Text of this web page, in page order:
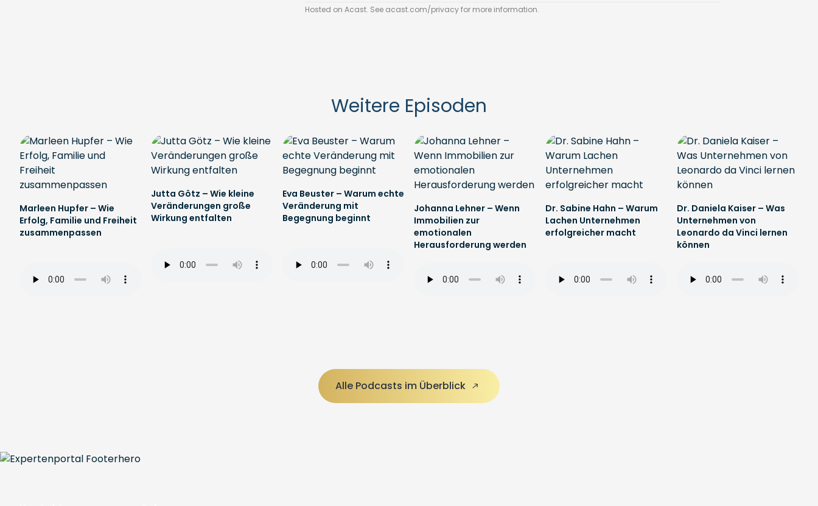
Hosted on Acast. See acast.com/privacyfor more information.
Weitere Episoden
Marleen Hupfer – Wie
Erfolg, Familie und Freiheit
zusammenpassen
Jutta Götz – Wie kleine
Veränderungen große
Wirkung entfalten
Eva Beuster – Warum echte
Veränderung mit
Begegnung beginnt
Johanna Lehner – Wenn
Immobilien zur
emotionalen
Herausforderung werden
Dr. Sabine Hahn – Warum
Lachen Unternehmen
erfolgreicher macht
Dr. Daniela Kaiser – Was
Unternehmen von
Leonardo da Vinci lernen
können
Alle Podcasts im Überblick